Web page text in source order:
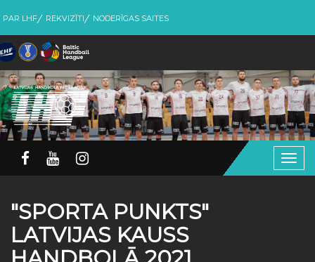
PAR LHF REKVIZĪTI NODERĪGAS SAITES
"SPORTA PUNKTS"
LATVIJAS KAUSS